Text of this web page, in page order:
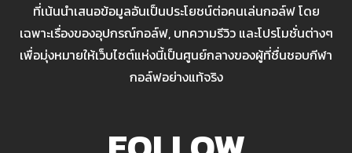
ที่เน้นนำเสนอข้อมูลอันเป็นประโยชน์ต่อคนเล่นกอล์ฟ โดย
เฉพาะเรื่องของอุปกรณ์กอล์ฟ, บทความรีวิว และโปรโมชั่นต่างๆ
เพื่อมุ่งหมายให้เว็บไซต์แห่งนี้เป็นศูนย์กลางของผู้ที่ชื่นชอบกีฬา
กอล์ฟอย่างแท้จริง